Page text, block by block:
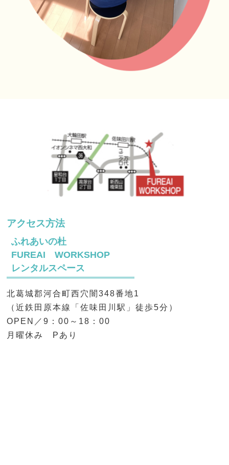
アクセス方法
ふれあいの杜
FUREAI WORKSHOP
レンタルスペース
北葛城郡河合町西穴闇348番地1
（近鉄田原本線「佐味田川駅」徒歩5分）
OPEN／9：00～18：00
月曜休み Pあり